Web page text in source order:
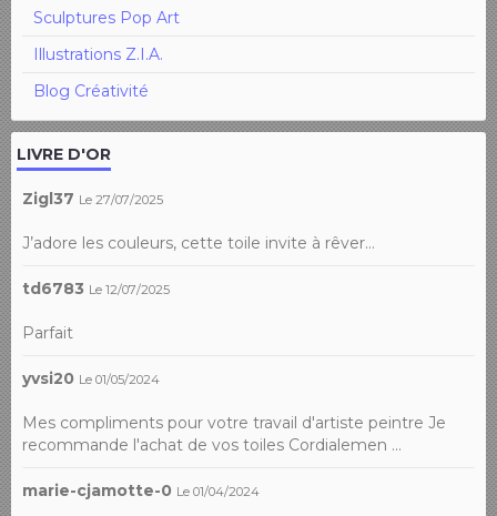
Sculptures Pop Art
Illustrations Z.I.A.
Blog Créativité
LIVRE D'OR
Zigl37 Le 27/07/2025
J’adore les couleurs, cette toile invite à rêver…
td6783 Le 12/07/2025
Parfait
yvsi20 Le 01/05/2024
Mes compliments pour votre travail d'artiste peintre Je
recommande l'achat de vos toiles Cordialemen ...
marie-cjamotte-0 Le 01/04/2024